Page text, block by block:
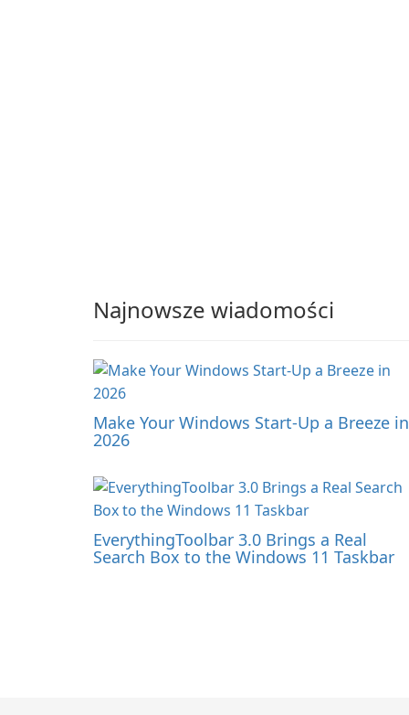
Najnowsze wiadomości
Make Your Windows Start-Up a Breeze in
2026
EverythingToolbar 3.0 Brings a Real
Search Box to the Windows 11 Taskbar